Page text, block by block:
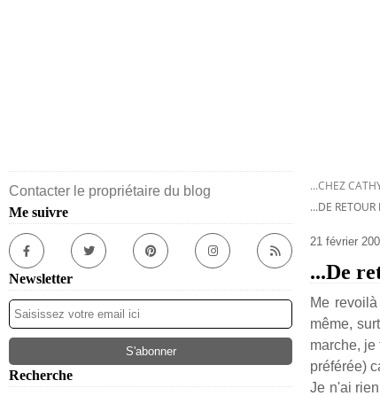
Contacter le propriétaire du blog
Me suivre
Newsletter
Recherche
...CHEZ
...DE
21 février
...De
Me
même,
marche,
préférée)
Je n'ai